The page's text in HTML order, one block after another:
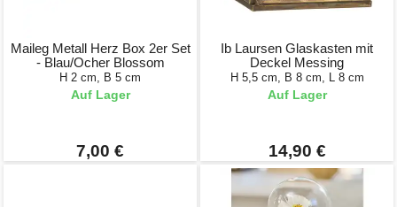
Maileg Metall Herz Box 2er Set
- Blau/Ocher Blossom
H 2 cm, B 5 cm
Auf Lager
7,00 €
Ib Laursen Glaskasten mit
Deckel Messing
H 5,5 cm, B 8 cm, L 8 cm
Auf Lager
14,90 €